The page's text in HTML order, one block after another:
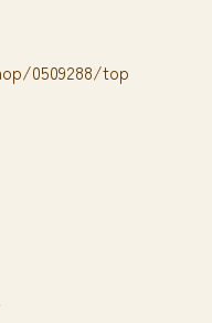
0509288/top